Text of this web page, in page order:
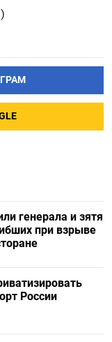
генерала и зятя
при взрыве
России